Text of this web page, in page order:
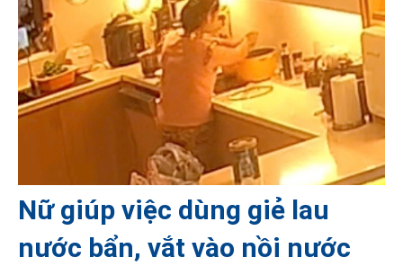
Nữ giúp việc dùng giẻ lau
nước bẩn, vắt vào nồi nước